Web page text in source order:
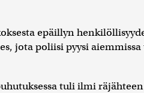
epäillyn
jota poliisi pyysi
tuli ilmi